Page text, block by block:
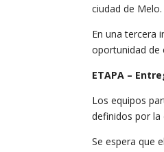
ciudad de Melo.
En una tercera
oportunidad de
ETAPA –
Los equipos
definidos por la
Se espera que